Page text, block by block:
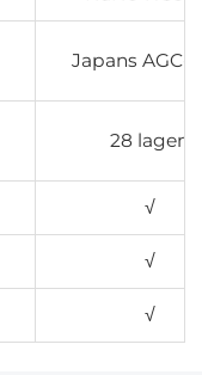
Japans AGC-
28 lagen
√
√
√